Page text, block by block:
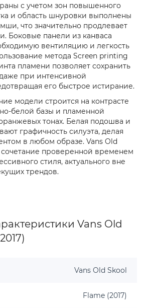
с учетом зон повышенного
и область шнуровки выполнены
что значительно продлевает
Боковые панели из канваса
вентиляцию и легкость
метода Screen printing
пламени позволяет сохранить
при интенсивной
его быстрое истирание.
модели строится на контрасте
белой базы и пламенной
тонах. Белая подошва и
графичность силуэта, делая
в любом образе. Vans Old
проверенной временем
стиля, актуального вне
трендов.
Vans Old
Vans Old Skool
Flame (2017)